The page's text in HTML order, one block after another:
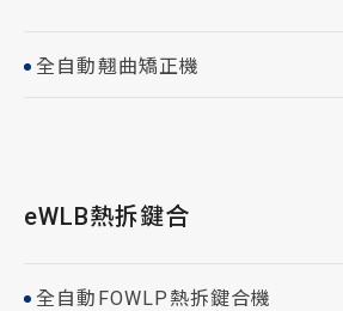
全自動翹曲矯正機
eWLB熱拆鍵合
全自動FOWLP熱拆鍵合機